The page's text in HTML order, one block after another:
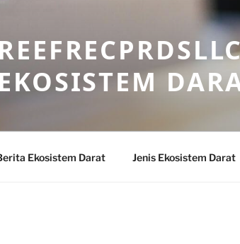
EKOSISTEM
Ekosistem Darat Jenis Ekosistem Darat